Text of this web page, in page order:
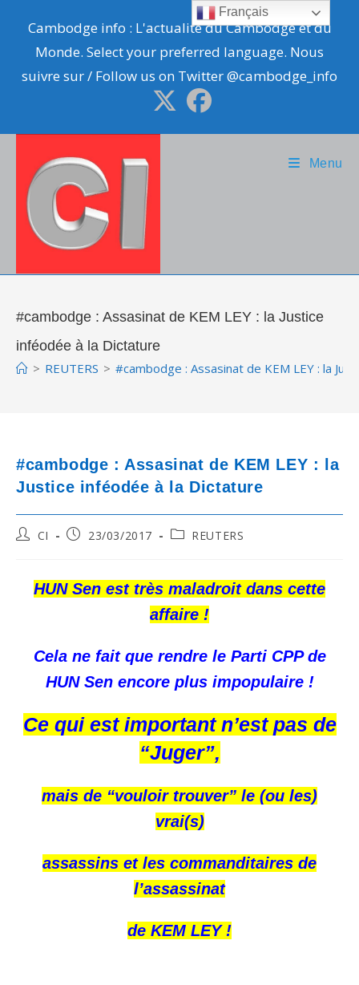
content
Cambodge info : L'actualité du Cambodge et du
Monde. Select your preferred language. Nous
suivre sur / Follow us on Twitter @cambodge_info
Menu
#cambodge : Assasinat de KEM LEY : la Justice
inféodée à la Dictature
> REUTERS > #cambodge : Assasinat de KEM LEY : la
#cambodge : Assasinat de KEM LEY : la
Justice inféodée à la Dictature
PostCI
Post23/03/2017
PostREUTERS
HUN Sen est très maladroit dans cette
affaire !
Cela ne fait que rendre le Parti CPP de
HUN Sen encore plus impopulaire !
Ce qui est important n’est pas de
“Juger”,
mais de “vouloir trouver” le (ou les)
vrai(s)
assassins et les commanditaires de
l’assassinat
de KEM LEY !
Français